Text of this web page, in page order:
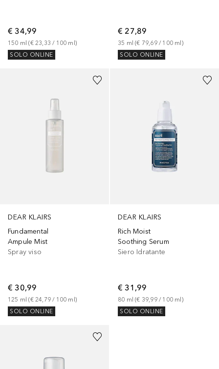
€ 34,99
150 ml (€ 23,33 / 100 ml)
SOLO ONLINE
€ 27,89
35 ml (€ 79,69 / 100 ml)
SOLO ONLINE
DEAR KLAIRS
Fundamental
Ampule Mist
Spray viso
€ 30,99
125 ml (€ 24,79 / 100 ml )
SOLO ONLINE
DEAR KLAIRS
Rich Moist
Soothing Serum
Siero Idratante
€ 31,99
80 ml (€ 39,99 / 100 ml )
SOLO ONLINE